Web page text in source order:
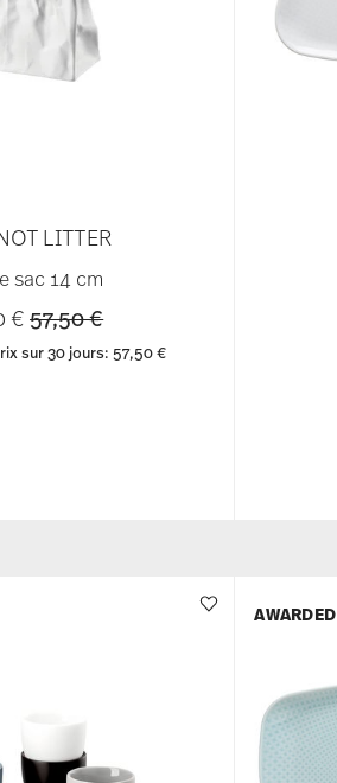
LITTER
sac 14 cm
€Price reduced from
57,50 €to
sur 30 jours: 57,50 €
AWARDED